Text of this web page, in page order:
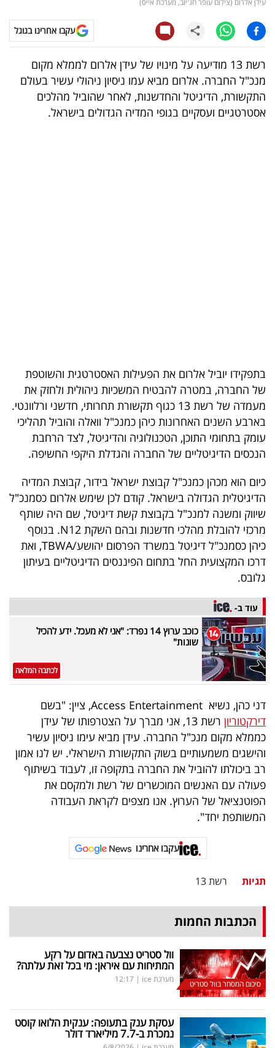
טלוויזיה
עסקי
ספורט
קריירה
5
המילון
הכלכלי
פודקאסט
UNDER
40
שיתופי
פעולה
דרושים
ניוזלטרים
מייל
אדום
פרסמו
באייס
עידן אלרום (צילום עופר חג'יוב, מערכת אייס)
עקבו אחרינו בגוגל
רשת 13 מודיעה על מינויו של עידן אלרום לממלא מקום
מנכ"ל החברה. אלרום מביא עמו ניסיון ניהולי עשיר בעולם
התקשורת, הדיגיטל והחדשנות, לאחר שהוביל מהלכים
אסטרטגיים ועסקיים בגופי המדיה הגדולים בישראל.
בתפקידו יוביל אלרום את הפעילות האסטרטגית והשוטפת
של החברה, במטרה להבטיח המשכיות ניהולית ולחזק את
מעמדה של רשת 13 כגוף תקשורת תחרותי, חדשני ורלוונטי.
בארבע השנים האחרונות כיהן כמנכ"ל וואלה והוביל תהליכי
עומק בתחומי התוכן, הטכנולוגיה והדיגיטל, לצד הרחבת
הנכסים הדיגיטליים של החברה והגדלת היקפי החשיפה.
כיום הוא מכהן כמנכ"ל קבוצת ישראל בידור, קבוצת המדיה
הדיגיטלית הגדולה בישראל. קודם לכן שימש אלרום כסמנכ"ל
שיווק ומשנה למנכ"ל בקבוצת קשת דיגיטל, שם היה שותף
מרכזי להובלת מהלכי חדשנות ובהם השקת N12. בנוסף
כיהן כסמנכ"ל דיגיטל במשרד הפרסום יהושע/TBWA, ואת
דרכו המקצועית החל בתחום הפיננסים הדיגיטליים בעיתון
גלובס.
עוד ב-
כוכב ערוץ 14 נפרד: "אני לא מעכל. ידע להכיל
שונות"
לכתבה המלאה
דני כהן, נשיא Access Entertainment, ציין: "בשם
דירקטוריון
רשת 13, אני מברך על הצטרפותו של עידן
כממלא מקום מנכ"ל החברה. עידן מביא עימו ניסיון עשיר
והישגים משמעותיים בשוק התקשורת הישראלי. יש לנו אמון
רב ביכולתו להוביל את החברה בתקופה זו, לעבוד בשיתוף
פעולה עם האנשים המוכשרים של רשת ולמקסם את
הפוטנציאל של הערוץ. אנו מצפים לקראת העבודה
המשותפת יחד".
עקבו אחרינו
תגיות רשת 13
הכתבות החמות
סיכום המסחר בוול סטריט
וול סטריט נצבעה באדום על רקע
המתיחות עם איראן: מי בכל זאת עלתה?
מערכת ice |
12:17
עסקת ענק בתעופה: ענקית הלואו קוסט
נמכרת ב-7.7 מיליארד דולר